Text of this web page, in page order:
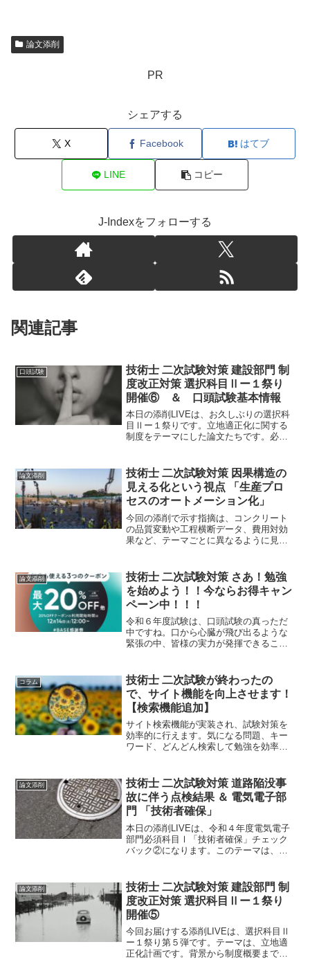
論文添削
PR
シェアする
X Facebook はてブ
LINE コピー
J-Indexをフォローする
関連記事
口頭試験
技術士 二次試験対策 建設部門 制
度改正対策 選択科目Ⅱー１祭り
開催⑥ ＆ 口頭試験基本情報
本日の添削LIVEは、お久しぶりの選択科
目Ⅱー１祭りです。立地適正化に関する
制度をテーマにした論文たちです。必須
なる知識なるでしょう。それでは、早速
論文を見ていきましょう。
論文添削
技術士 二次試験対策 因果構造の
見える化という視点 「生産プロ
セスのオートメーション化」
今回の添削で示す指摘は、コンクリート
の品質変動や工程横断データ、費用対効
果など、テーマごとに異なるように見え
は、論文の根幹である因果関係が十分に
示されていないという点です
論文添削
技術士 二次試験対策 さあ！勉強
を始めよう！！今ならお得キャン
ペーン中！！！
令和６年度試験は、口頭試験の真っただ
中ですね。口から心臓が飛び出るような
緊張の中、皆様の実力が発揮できること
ましては、年々難易度が上昇しているの
で、早めのスタートををお勧めします。
コラム
技術士 二次試験が終わったの
で、サイト機能を向上させます！
【検索機能追加】
サイト検索機能が実装され、試験対策を
効率的に行えます。気になる問題、キー
ワード、どんどん検索して勉強を効率的
す。みんさんに役立つサイトになるよう
頑張ります。
論文添削
技術士 二次試験対策 道路陥没事
故に伴う点検結果 ＆ 電気電子部
門 「技術者確保」
本日の添削LIVEは、令和４年度電気電子
部門必須科目Ⅰ「技術者確保」チェック
バック②になります。このテーマは、以
適です。それでは、どのように攻略する
のか見ていきましょう
論文添削
技術士 二次試験対策 建設部門 制
度改正対策 選択科目Ⅱー１祭り
開催⑤
今回お届けする添削LIVEは、選択科目Ⅱ
ー１祭り第５弾です。テーマは、立地適
正化計画です。背景から制度概要まで